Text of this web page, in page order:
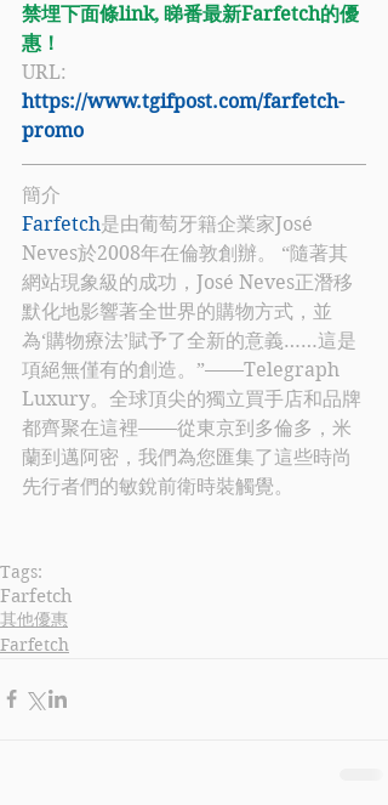
禁埋下面條link, 睇番最新Farfetch的優
惠！
URL:
https://www.tgifpost.com/farfetch-
promo​
簡介
Farfetch是由葡萄牙籍企業家José
Neves於2008年在倫敦創辦。 “隨著其
網站現象級的成功，José Neves正潛移
默化地影響著全世界的購物方式，並
為‘購物療法’賦予了全新的意義……這是
項絕無僅有的創造。”——Telegraph
Luxury。全球頂尖的獨立買手店和品牌
都齊聚在這裡——從東京到多倫多，米
蘭到邁阿密，我們為您匯集了這些時尚
先行者們的敏銳前衛時裝觸覺。
Tags:
Farfetch
其他優惠
Farfetch